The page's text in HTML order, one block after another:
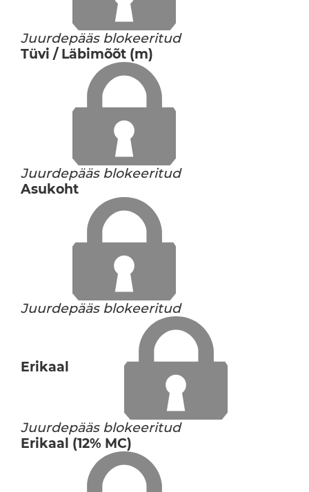
Juurdepääs blokeeritud
Tüvi / Läbimõõt (m)
Juurdepääs blokeeritud
Asukoht
Juurdepääs blokeeritud
Erikaal
Juurdepääs blokeeritud
Erikaal (12% MC)